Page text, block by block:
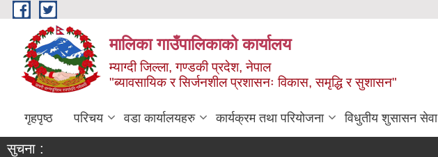
Skip to main content
मालिका गाउँपालिकाको कार्यालय
म्याग्दी जिल्ला, गण्डकी प्रदेश, नेपाल
"ब्यावसायिक र सिर्जनशील प्रशासनः विकास, समृद्धि र सुशासन"
गृहपृष्ठ परिचय वडा कार्यालयहरु कार्यक्रम तथा परियोजना विधुतीय शुसासन सेवा
सुचना :